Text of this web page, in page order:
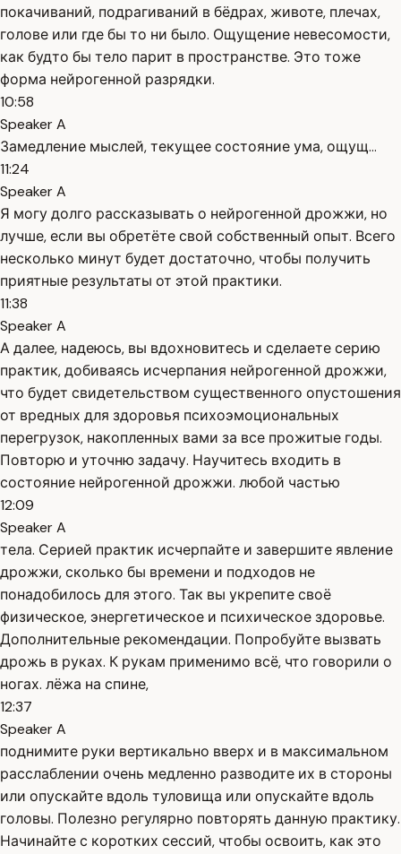
покачиваний, подрагиваний в бёдрах, животе, плечах,
голове или где бы то ни было. Ощущение невесомости,
как будто бы тело парит в пространстве. Это тоже
форма нейрогенной разрядки.
10:58
Speaker A
Замедление мыслей, текущее состояние ума, ощущ...
11:24
Speaker A
Я могу долго рассказывать о нейрогенной дрожжи, но
лучше, если вы обретёте свой собственный опыт. Всего
несколько минут будет достаточно, чтобы получить
приятные результаты от этой практики.
11:38
Speaker A
А далее, надеюсь, вы вдохновитесь и сделаете серию
практик, добиваясь исчерпания нейрогенной дрожжи,
что будет свидетельством существенного опустошения
от вредных для здоровья психоэмоциональных
перегрузок, накопленных вами за все прожитые годы.
Повторю и уточню задачу. Научитесь входить в
состояние нейрогенной дрожжи. любой частью
12:09
Speaker A
тела. Серией практик исчерпайте и завершите явление
дрожжи, сколько бы времени и подходов не
понадобилось для этого. Так вы укрепите своё
физическое, энергетическое и психическое здоровье.
Дополнительные рекомендации. Попробуйте вызвать
дрожь в руках. К рукам применимо всё, что говорили о
ногах. лёжа на спине,
12:37
Speaker A
поднимите руки вертикально вверх и в максимальном
расслаблении очень медленно разводите их в стороны
или опускайте вдоль туловища или опускайте вдоль
головы. Полезно регулярно повторять данную практику.
Начинайте с коротких сессий, чтобы освоить, как это